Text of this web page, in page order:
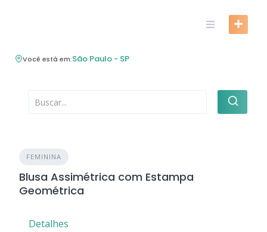
Você está em:São Paulo - SP
FEMININA
Blusa Assimétrica com Estampa
Geométrica
Detalhes